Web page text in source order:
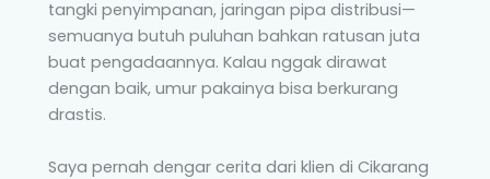
tangki penyimpanan, jaringan pipa distribusi—
semuanya butuh puluhan bahkan ratusan juta
buat pengadaannya. Kalau nggak dirawat
dengan baik, umur pakainya bisa berkurang
drastis.
Saya pernah dengar cerita dari klien di Cikarang